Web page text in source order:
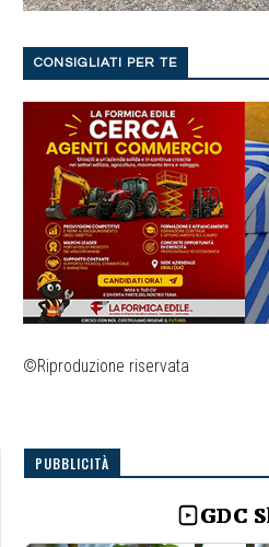
CONSIGLIATI PER TE
©Riproduzione riservata
PUBBLICITÀ
GDC